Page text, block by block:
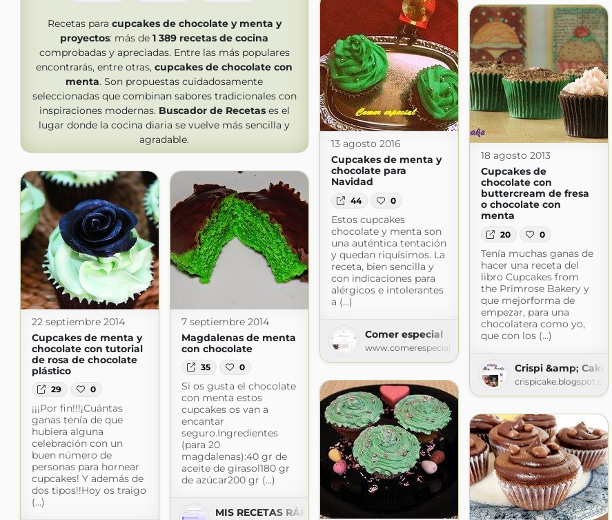
Recetas para cupcakes de chocolate y menta y
proyectos: más de 1 389 recetas de cocina
comprobadas y apreciadas. Entre las más populares
encontrarás, entre otras, cupcakes de chocolate con
menta. Son propuestas cuidadosamente
seleccionadas que combinan sabores tradicionales con
inspiraciones modernas. Buscador de Recetases el
lugar donde la cocina diaria se vuelve más sencilla y
agradable.
13 agosto 2016
Cupcakes de menta y
chocolate para
Navidad
44 0
Estos cupcakes
chocolate y menta son
una auténtica tentación
y quedan riquísimos. La
receta, bien sencilla y
con indicaciones para
alérgicos e intolerantes
a (...)
Comer especial
www.comerespecial.com
18 agosto 2013
Cupcakes de
chocolate con
buttercream de fresa
o chocolate con
menta
20 0
Tenía muchas ganas de
hacer una receta del
libro Cupcakes from
the Primrose Bakery y
que mejorforma de
empezar, para una
chocolatera como yo,
que con los (...)
Crispi &amp; Cake
crispicake.blogspot.com
22 septiembre 2014
Cupcakes de menta y
chocolate con tutorial
de rosa de chocolate
plástico
29 0
¡¡¡Por fin!!!¡Cuántas
ganas tenía de que
hubiera alguna
celebración con un
buen número de
personas para hornear
cupcakes! Y además de
dos tipos!!Hoy os traigo
(...)
7 septiembre 2014
Magdalenas de menta
con chocolate
35 0
Si os gusta el chocolate
con menta estos
cupcakes os van a
encantar
seguro. Ingredientes
(para 20
magdalenas):40 gr de
aceite de girasol180 gr
de azúcar200 gr (...)
MIS RECETAS RÁPIDAS Y SORPRENDENTES (Recetasdebelen)